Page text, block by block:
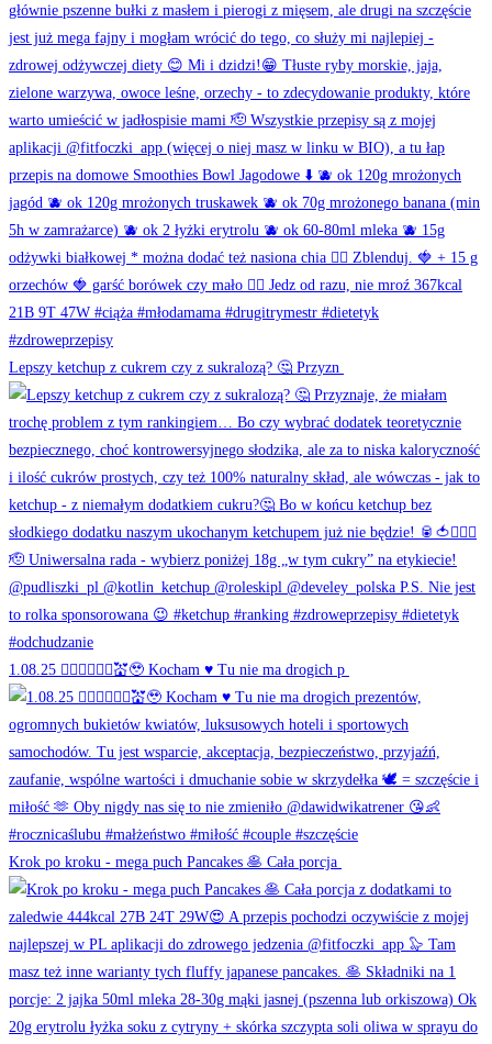
Lepszy ketchup z cukrem czy z sukralozą? 🤔 Przyzn
1.08.25 👰🏻‍♀️🤵🏻‍♂️💒🥹 Kocham ♥️ Tu nie ma drogich p
Krok po kroku - mega puch Pancakes 🥞 Cała porcja